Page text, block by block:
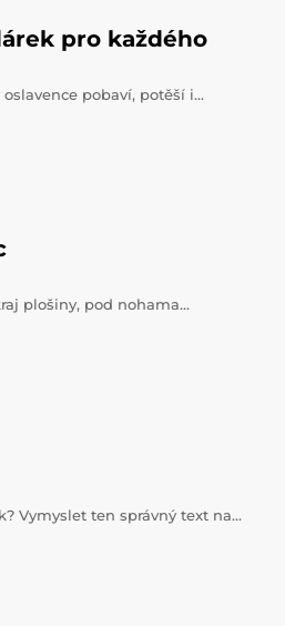
pro každého
pobaví, potěší i…
plošiny, pod nohama…
Vymyslet ten správný text na…